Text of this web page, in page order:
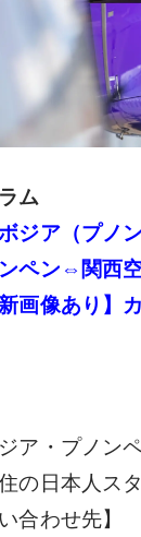
ム
ジア（プノ
ペン⇔関西
新画像あり】
ア・プノン
の日本人ス
合わせ先】